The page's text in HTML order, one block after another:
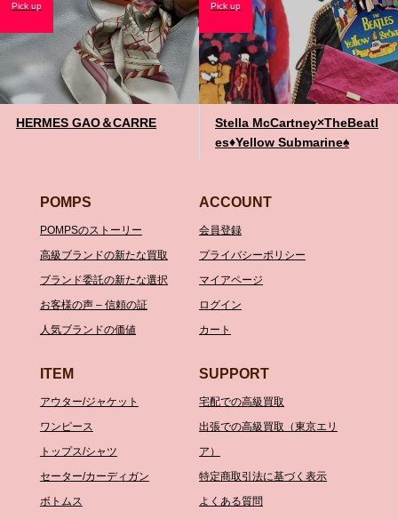
HERMES GAO＆CARRE
Pick up
Stella McCartney×TheBeatl
es♦️Yellow Submarine♠️
Pick up
POMPS
POMPSのストーリー
高級ブランドの新たな買取
ブランド委託の新たな選択
お客様の声 – 信頼の証
人気ブランドの価値
ACCOUNT
会員登録
プライバシーポリシー
マイアページ
ログイン
カート
ITEM
アウター/ジャケット
ワンピース
トップス/シャツ
セーター/カーディガン
ボトムス
SUPPORT
宅配での高級買取
出張での高級買取（東京エリ
ア）
特定商取引法に基づく表示
よくある質問